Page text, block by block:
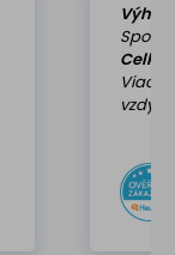
vzdy k